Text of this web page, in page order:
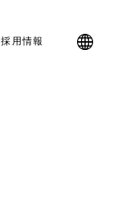
採用情報